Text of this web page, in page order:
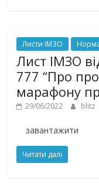
Листи ІМЗО
Лист ІМЗО
777 “Про
марафону
29/06/2022 blitz
завантажити
Читати далі